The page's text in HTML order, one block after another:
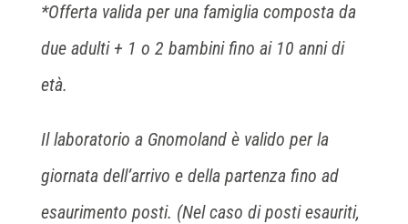
*Offerta valida per una famiglia composta da
due adulti + 1 o 2 bambini fino ai 10 anni di
età.
Il laboratorio a Gnomoland è valido per la
giornata dell’arrivo e della partenza fino ad
esaurimento posti. (Nel caso di posti esauriti,